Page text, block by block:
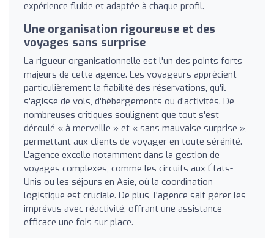
expérience fluide et adaptée à chaque profil.
Une organisation rigoureuse et des
voyages sans surprise
La rigueur organisationnelle est l'un des points forts
majeurs de cette agence. Les voyageurs apprécient
particulièrement la fiabilité des réservations, qu'il
s'agisse de vols, d'hébergements ou d'activités. De
nombreuses critiques soulignent que tout s'est
déroulé « à merveille » et « sans mauvaise surprise »,
permettant aux clients de voyager en toute sérénité.
L'agence excelle notamment dans la gestion de
voyages complexes, comme les circuits aux États-
Unis ou les séjours en Asie, où la coordination
logistique est cruciale. De plus, l'agence sait gérer les
imprévus avec réactivité, offrant une assistance
efficace une fois sur place.